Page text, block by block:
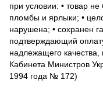
при условии: • товар
пломбы и ярлыки; •
нарушена; • сохранен
подтверждающий
надлежащего
Кабинета Министров
1994 года № 172)